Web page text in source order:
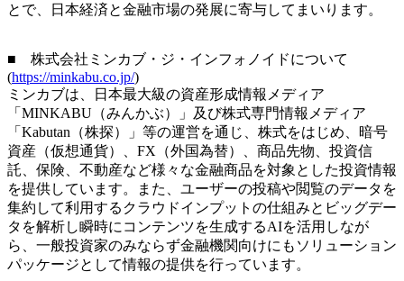
とで、日本経済と金融市場の発展に寄与してまいります。
■ 株式会社ミンカブ・ジ・インフォノイドについて
(https://minkabu.co.jp/)
ミンカブは、日本最大級の資産形成情報メディア
「MINKABU（みんかぶ）」及び株式専門情報メディア
「Kabutan（株探）」等の運営を通じ、株式をはじめ、暗号
資産（仮想通貨）、FX（外国為替）、商品先物、投資信
託、保険、不動産など様々な金融商品を対象とした投資情報
を提供しています。また、ユーザーの投稿や閲覧のデータを
集約して利用するクラウドインプットの仕組みとビッグデー
タを解析し瞬時にコンテンツを生成するAIを活用しなが
ら、一般投資家のみならず金融機関向けにもソリューション
パッケージとして情報の提供を行っています。